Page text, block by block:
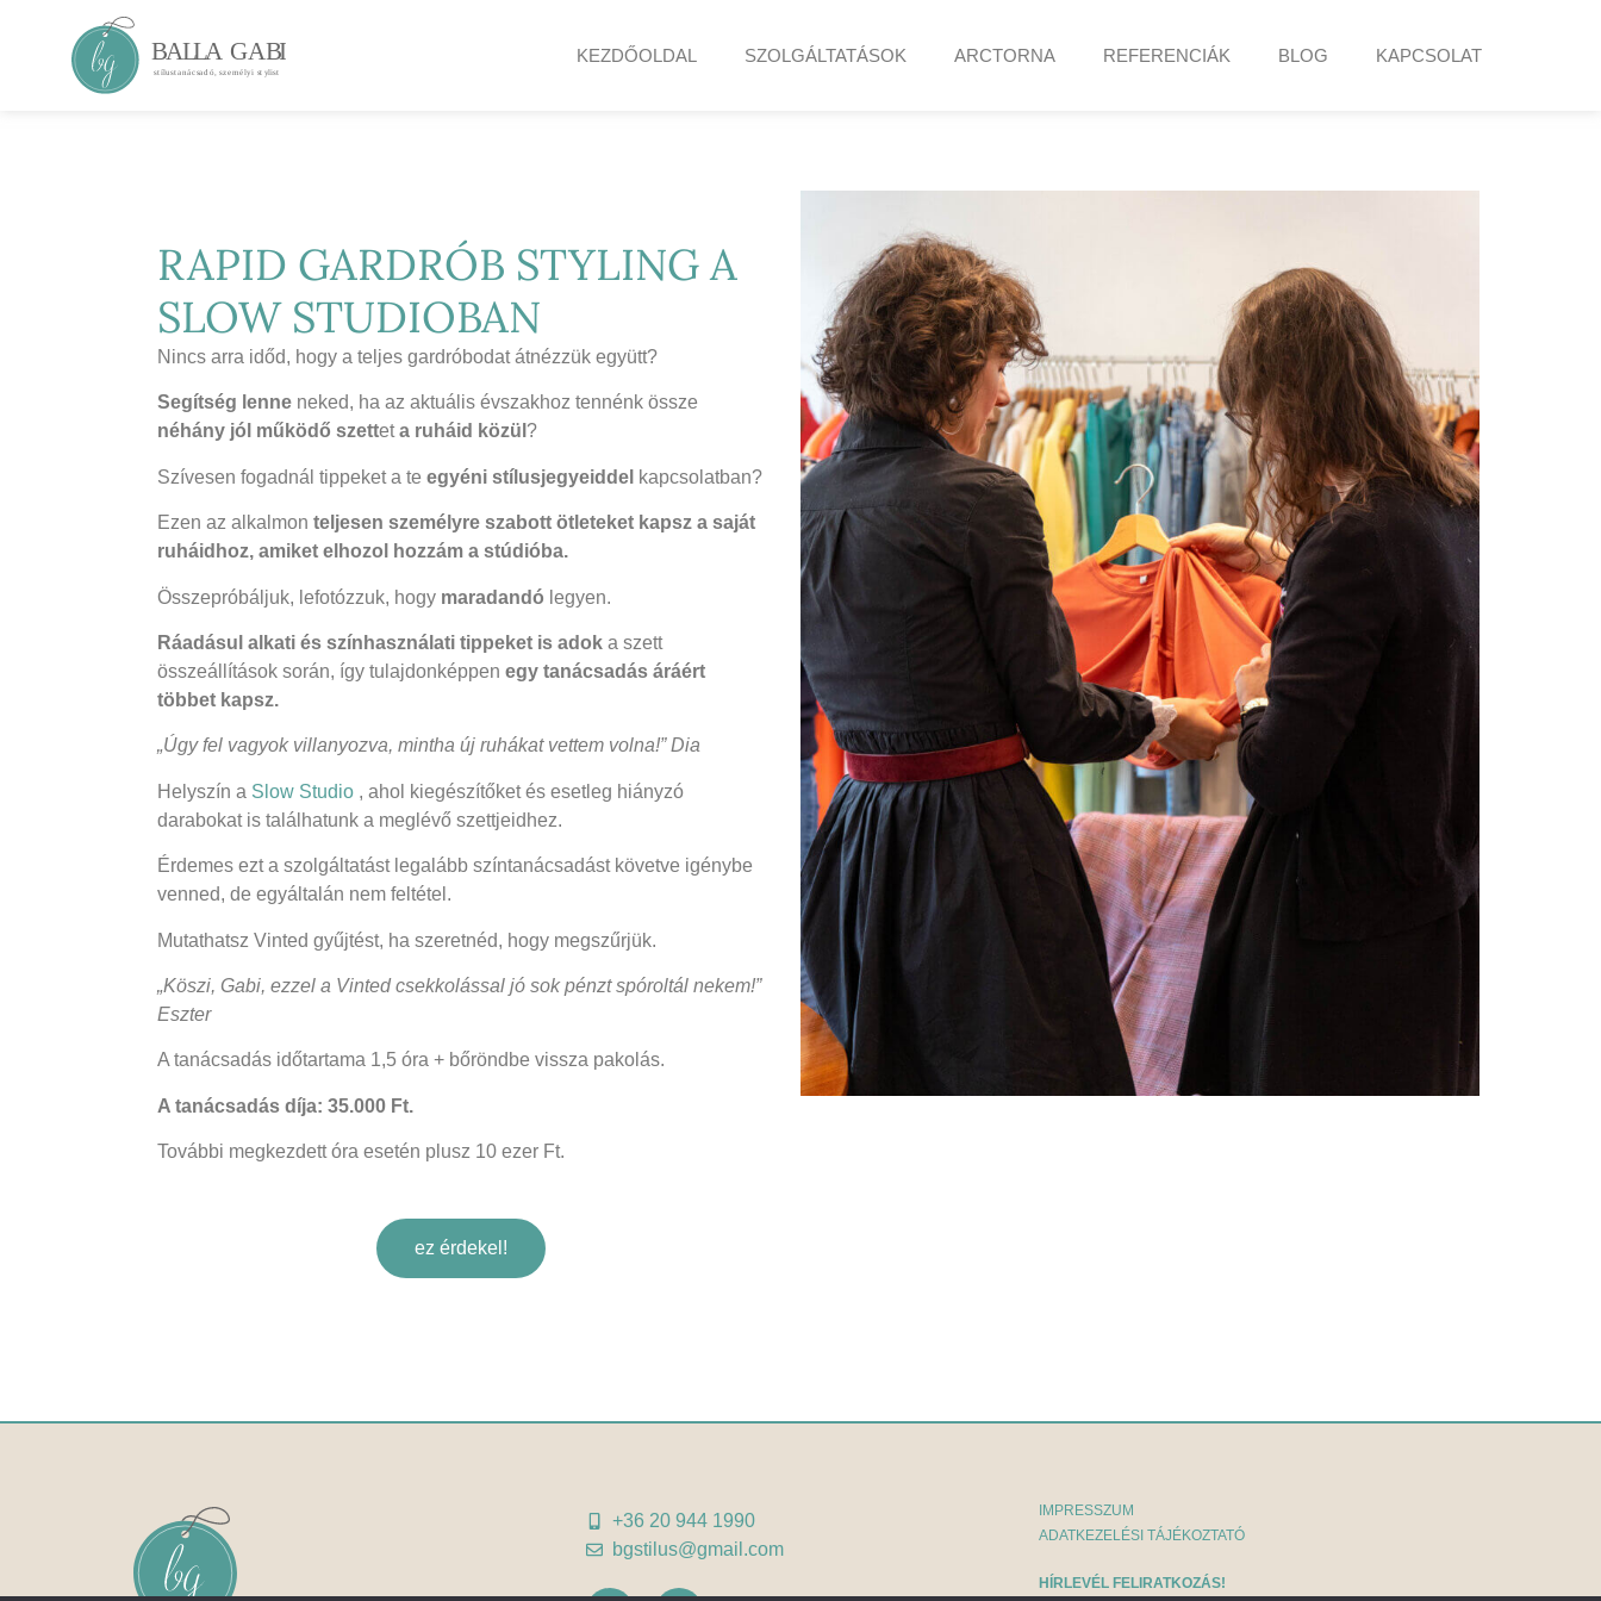
KEZDŐOLDAL SZOLGÁLTATÁSOK ARCTORNA REFERENCIÁK BLOG KAPCSOLAT
RAPID GARDRÓB STYLING A
SLOW STUDIOBAN
Nincs arra időd, hogy a teljes gardróbodat átnézzük együtt?
Segítség lenne neked, ha az aktuális évszakhoz tennénk össze
néhány jól működő szetteta ruháid közül ?
Szívesen fogadnál tippeket a te egyéni stílusjegyeiddel kapcsolatban?
Ezen az alkalmon teljesen személyre szabott ötleteket kapsz a saját
ruháidhoz, amiket elhozol hozzám a stúdióba.
Összepróbáljuk, lefotózzuk, hogy maradandó legyen.
Ráadásul alkati és színhasználati tippeket is adok a szett
összeállítások során, így tulajdonképpen egy tanácsadás áráért
többet kapsz.
„Úgy fel vagyok villanyozva, mintha új ruhákat vettem volna!” Dia
Helyszín a Slow Studio , ahol kiegészítőket és esetleg hiányzó
darabokat is találhatunk a meglévő szettjeidhez.
Érdemes ezt a szolgáltatást legalább színtanácsadást követve igénybe
venned, de egyáltalán nem feltétel.
Mutathatsz Vinted gyűjtést, ha szeretnéd, hogy megszűrjük.
„Köszi, Gabi, ezzel a Vinted csekkolással jó sok pénzt spóroltál nekem!”
Eszter
A tanácsadás időtartama 1,5 óra + bőröndbe vissza pakolás.
A tanácsadás díja: 35.000 Ft.
További megkezdett óra esetén plusz 10 ezer Ft.
ez érdekel!
+36 20 944 1990
bgstilus@gmail.com
IMPRESSZUM
ADATKEZELÉSI TÁJÉKOZTATÓ
HÍRLEVÉL FELIRATKOZÁS!